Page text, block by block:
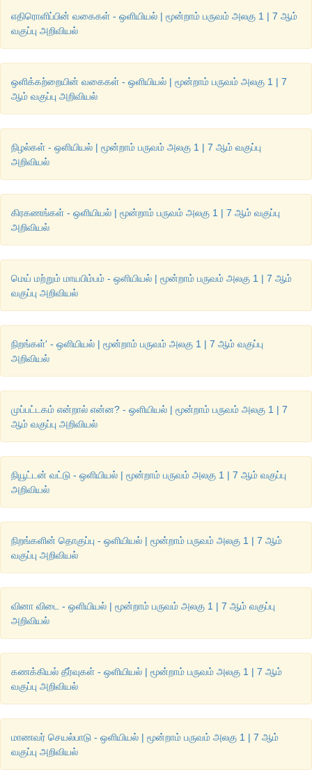
எதிரொளிப்பின் வகைகள் - ஒளியியல் | மூன்றாம் பருவம் அலகு 1 | 7 ஆம்
வகுப்பு அறிவியல்
ஒளிக்கற்றையின் வகைகள் - ஒளியியல் | மூன்றாம் பருவம் அலகு 1 | 7
ஆம் வகுப்பு அறிவியல்
நிழல்கள் - ஒளியியல் | மூன்றாம் பருவம் அலகு 1 | 7 ஆம் வகுப்பு
அறிவியல்
கிரகணங்கள் - ஒளியியல் | மூன்றாம் பருவம் அலகு 1 | 7 ஆம் வகுப்பு
அறிவியல்
மெய் மற்றும் மாயபிம்பம் - ஒளியியல் | மூன்றாம் பருவம் அலகு 1 | 7 ஆம்
வகுப்பு அறிவியல்
நிறங்கள்' - ஒளியியல் | மூன்றாம் பருவம் அலகு 1 | 7 ஆம் வகுப்பு
அறிவியல்
முப்பட்டகம் என்றால் என்ன? - ஒளியியல் | மூன்றாம் பருவம் அலகு 1 | 7
ஆம் வகுப்பு அறிவியல்
நியூட்டன் வட்டு - ஒளியியல் | மூன்றாம் பருவம் அலகு 1 | 7 ஆம் வகுப்பு
அறிவியல்
நிறங்களின் தொகுப்பு - ஒளியியல் | மூன்றாம் பருவம் அலகு 1 | 7 ஆம்
வகுப்பு அறிவியல்
வினா விடை - ஒளியியல் | மூன்றாம் பருவம் அலகு 1 | 7 ஆம் வகுப்பு
அறிவியல்
கணக்கியல் தீர்வுகள் - ஒளியியல் | மூன்றாம் பருவம் அலகு 1 | 7 ஆம்
வகுப்பு அறிவியல்
மாணவர் செயல்பாடு - ஒளியியல் | மூன்றாம் பருவம் அலகு 1 | 7 ஆம்
வகுப்பு அறிவியல்